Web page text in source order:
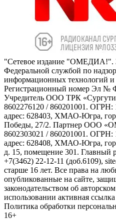
"Сетевое издание "ОМЕДИА!".
Федеральной службой по
информационных технологий
Регистрационный номер Эл №
Учредитель ООО ТРК
8602276120 / 860201001.
адрес: 628403, ХМАО-Югра,
Победы, 27/2. Партнер ООО
8602303021 / 860201001.
адрес: 628408, ХМАО-Югра,
д. 15, помещение 301. Главный
+7(3462) 22-12-11 (доб.6109),
старше 16 лет. Все права на
опубликованные на сайте,
законодательством об
использовании активная
Политика обработки
16+